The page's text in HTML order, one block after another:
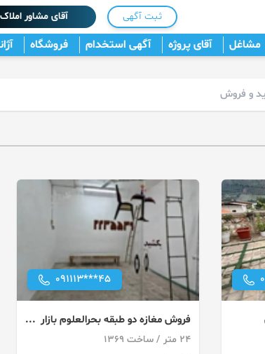
ثبت آگهی آقای مشاور املاک
مشاغل آقای پروژه آگهی استخدام فروشگاه
091113***45
فروش مغازه دو طبقه بحرالعلوم بازار
رضا رشت
24 متر / ساخت 1369